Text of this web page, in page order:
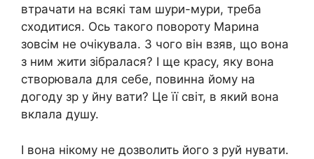
втрачати на всякі там шури-мури, треба
сходитися. Ось такого повороту Марина
зовсім не очікувала. З чого він взяв, що вона
з ним жити зібралася? І ще красу, яку вона
створювала для себе, повинна йому на
догоду зр у йну вати? Це її світ, в який вона
вклала душу.
І вона нікому не дозволить його з руй нувати.